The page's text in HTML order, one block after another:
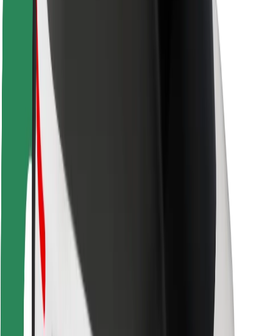
Städer
Platser
Stadslösningar
Flygplatser
Bolt laddstationer
Hjälp
För kunder
För förare
För kurirer
Bolt Food
För åkeriägare
För restauranger